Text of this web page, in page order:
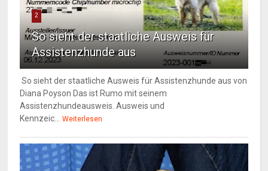
2
So sieht der staatliche Ausweis für
Assistenzhunde aus
So sieht der staatliche Ausweis für Assistenzhunde aus von
Diana Poyson Das ist Rumo mit seinem
Assistenzhundeausweis. Ausweis und
Kennzeic... Weiterlesen